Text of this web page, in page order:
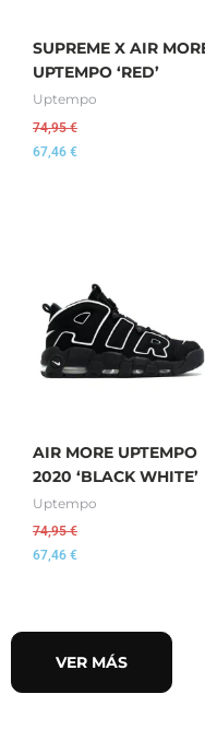
SUPREME X AIR
UPTEMPO ‘RED’
Uptempo
74,95€
67,46 €
AIR MORE UPTEMPO
2020 ‘BLACK WHITE’
Uptempo
74,95€
67,46 €
VER MÁS